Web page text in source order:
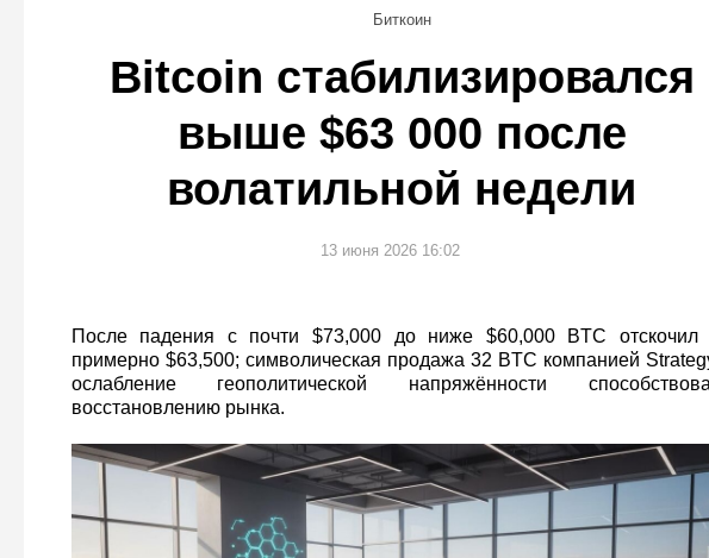
Биткоин
Bitcoin стабилизировался
выше $63 000 после
волатильной недели
13 июня 2026 16:02
После падения с почти $73,000 до ниже $60,000 BTC отскочил
примерно $63,500; символическая продажа 32 BTC компанией
ослабление геополитической напряжённости
восстановлению рынка.